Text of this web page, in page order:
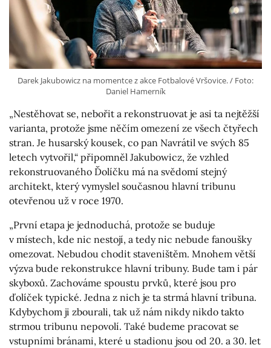
Darek Jakubowicz na momentce z akce Fotbalové Vršovice. / Foto:
Daniel Hamerník
„Nestěhovat se, nebořit a rekonstruovat je asi ta nejtěžší
varianta, protože jsme něčím omezení ze všech čtyřech
stran. Je husarský kousek, co pan Navrátil ve svých 85
letech vytvořil,“ připomněl Jakubowicz, že vzhled
rekonstruovaného Ďolíčku má na svědomí stejný
architekt, který vymyslel současnou hlavní tribunu
otevřenou už v roce 1970.
„První etapa je jednoduchá, protože se buduje
v místech, kde nic nestojí, a tedy nic nebude fanoušky
omezovat. Nebudou chodit staveništěm. Mnohem větší
výzva bude rekonstrukce hlavní tribuny. Bude tam i pár
skyboxů. Zachováme spoustu prvků, které jsou pro
ďolíček typické. Jedna z nich je ta strmá hlavní tribuna.
Kdybychom ji zbourali, tak už nám nikdy nikdo takto
strmou tribunu nepovolí. Také budeme pracovat se
vstupními bránami, které u stadionu jsou od 20. a 30. let